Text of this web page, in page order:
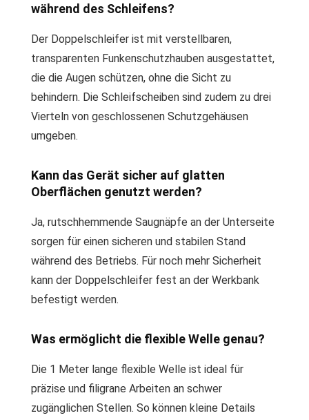
während des Schleifens?
Der Doppelschleifer ist mit verstellbaren,
transparenten Funkenschutzhauben ausgestattet,
die die Augen schützen, ohne die Sicht zu
behindern. Die Schleifscheiben sind zudem zu drei
Vierteln von geschlossenen Schutzgehäusen
umgeben.
Kann das Gerät sicher auf glatten
Oberflächen genutzt werden?
Ja, rutschhemmende Saugnäpfe an der Unterseite
sorgen für einen sicheren und stabilen Stand
während des Betriebs. Für noch mehr Sicherheit
kann der Doppelschleifer fest an der Werkbank
befestigt werden.
Was ermöglicht die flexible Welle genau?
Die 1 Meter lange flexible Welle ist ideal für
präzise und filigrane Arbeiten an schwer
zugänglichen Stellen. So können kleine Details